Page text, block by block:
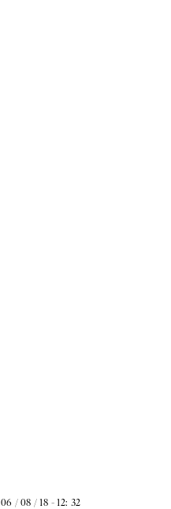
06 / 08 / 18 - 12: 32